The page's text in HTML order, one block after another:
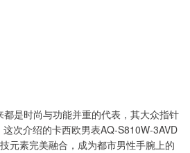
是时尚与功能并重的代表，其大众指针
次介绍的卡西欧男表AQ-S810W-3AVD
元素完美融合，成为都市男性手腕上的